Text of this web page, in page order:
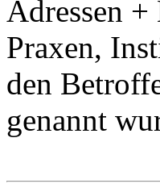
Adressen
Praxen,
den
genannt